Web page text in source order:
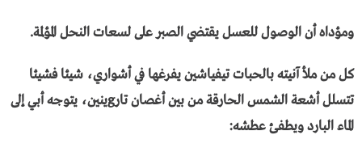
ومؤداه أن الوصول للعسل يقتضي الصبر على لسعات النحل المؤلمة.
كل من ملأ آنيته بالحبات تيفياشين يفرغها في أشواري، شيئا فشيئا
تتسلل أشعة الشمس الحارقة من بين أغصان تارgينين، يتوجه أبي إلى
الماء البارد ويطفئ عطشه: